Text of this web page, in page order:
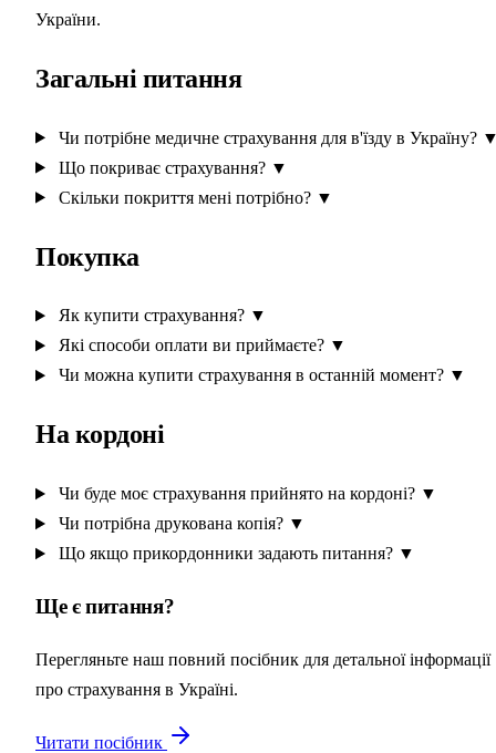
України.
Загальні питання
Чи потрібне медичне страхування для в'їзду в Україну?
Що покриває страхування? ▼
Скільки покриття мені потрібно? ▼
Покупка
Як купити страхування? ▼
Які способи оплати ви приймаєте? ▼
Чи можна купити страхування в останній момент? ▼
На кордоні
Чи буде моє страхування прийнято на кордоні? ▼
Чи потрібна друкована копія? ▼
Що якщо прикордонники задають питання? ▼
Ще є питання?
Перегляньте наш повний посібник для детальної інформації
про страхування в Україні.
Читати посібник